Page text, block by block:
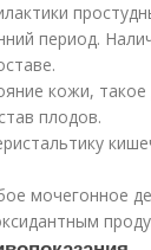
период.
кожи, такое
плодов.
мочегонное